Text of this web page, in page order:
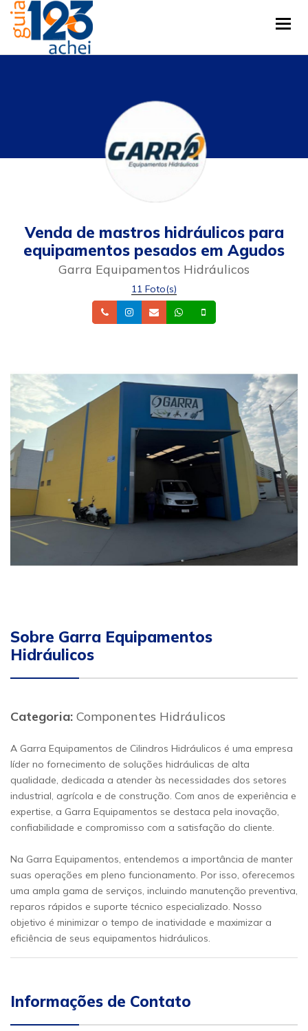
Venda de mastros hidráulicos para
equipamentos pesados em Agudos
Garra Equipamentos Hidráulicos
11 Foto(s)
TelefoneInstagram
Email Whatsapp
Sobre Garra Equipamentos
Hidráulicos
Categoria: Componentes Hidráulicos
A Garra Equipamentos de Cilindros Hidráulicos é uma empresa
líder no fornecimento de soluções hidráulicas de alta
qualidade, dedicada a atender às necessidades dos setores
industrial, agrícola e de construção. Com anos de experiência e
expertise, a Garra Equipamentos se destaca pela inovação,
confiabilidade e compromisso com a satisfação do cliente.
Na Garra Equipamentos, entendemos a importância de manter
suas operações em pleno funcionamento. Por isso, oferecemos
uma ampla gama de serviços, incluindo manutenção preventiva,
reparos rápidos e suporte técnico especializado. Nosso
objetivo é minimizar o tempo de inatividade e maximizar a
eficiência de seus equipamentos hidráulicos.
Informações de Contato